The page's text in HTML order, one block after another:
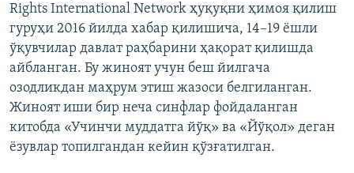
Rights International Network ҳуқуқни ҳимоя қилиш
гуруҳи 2016 йилда хабар қилишича, 14–19 ёшли
ўқувчилар давлат раҳбарини ҳақорат қилишда
айбланган. Бу жиноят учун беш йилгача
озодликдан маҳрум этиш жазоси белгиланган.
Жиноят иши бир неча синфлар фойдаланган
китобда «Учинчи муддатга йўқ» ва «Йўқол» деган
ёзувлар топилгандан кейин қўзғатилган.